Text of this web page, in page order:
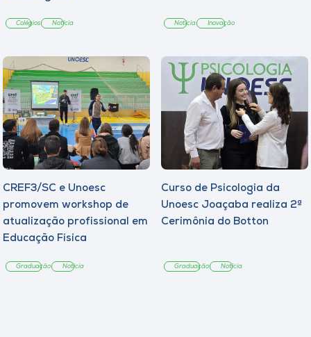
Colégios Notícia Notícia Inovação
CREF3/SC e Unoesc
promovem workshop de
atualização profissional em
Educação Física
Graduação Notícia
Curso de Psicologia da
Unoesc Joaçaba realiza 2ª
Cerimônia do Botton
Graduação Notícia